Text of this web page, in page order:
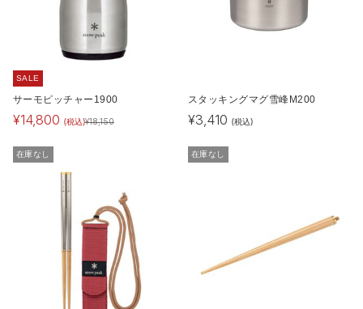
SALE
サーモピッチャー1900
¥14,800 (税込)¥18,150
スタッキングマグ雪峰M200
¥3,410 (税込)
在庫なし 在庫なし